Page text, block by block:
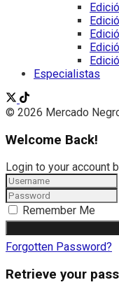
Especialistas
© 2026 Mercado
Welcome Back!
Login to your account
Remember Me
Forgotten Password?
Retrieve your